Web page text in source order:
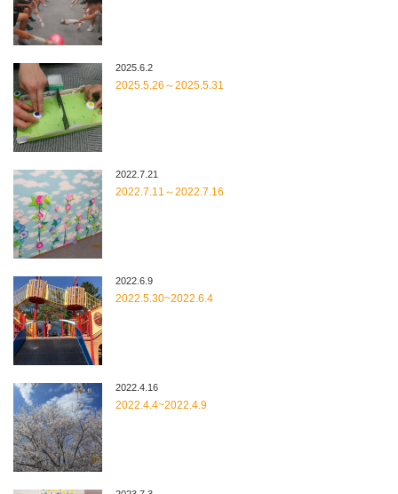
2025.6.2
2025.5.26～2025.5.31
2022.7.21
2022.7.11～2022.7.16
2022.6.9
2022.5.30~2022.6.4
2022.4.16
2022.4.4~2022.4.9